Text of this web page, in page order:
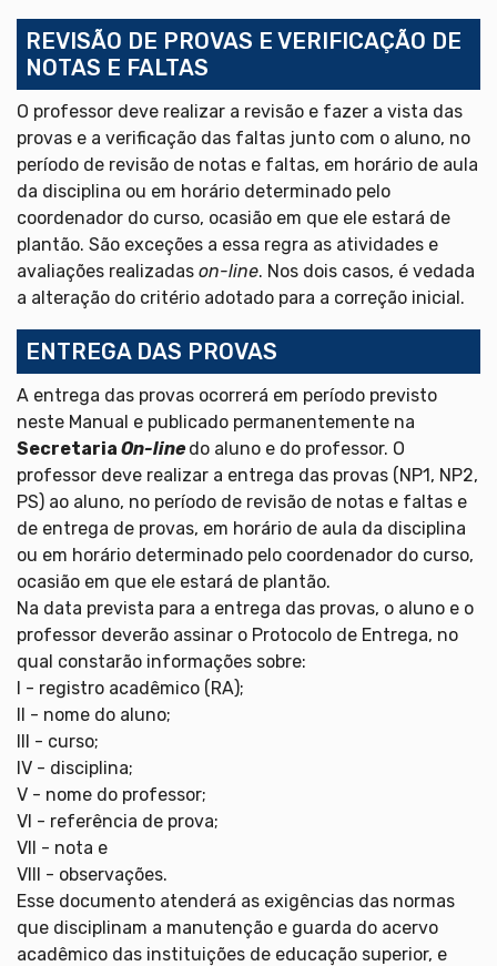
REVISÃO DE PROVAS E VERIFICAÇÃO DE
NOTAS E FALTAS
O professor deve realizar a revisão e fazer a vista das
provas e a verificação das faltas junto com o aluno, no
período de revisão de notas e faltas, em horário de aula
da disciplina ou em horário determinado pelo
coordenador do curso, ocasião em que ele estará de
plantão. São exceções a essa regra as atividades e
avaliações realizadas on-line. Nos dois casos, é vedada
a alteração do critério adotado para a correção inicial.
ENTREGA DAS PROVAS
A entrega das provas ocorrerá em período previsto
neste Manual e publicado permanentemente na
Secretaria On-linedo aluno e do professor. O
professor deve realizar a entrega das provas (NP1, NP2,
PS) ao aluno, no período de revisão de notas e faltas e
de entrega de provas, em horário de aula da disciplina
ou em horário determinado pelo coordenador do curso,
ocasião em que ele estará de plantão.
Na data prevista para a entrega das provas, o aluno e o
professor deverão assinar o Protocolo de Entrega, no
qual constarão informações sobre:
I - registro acadêmico (RA);
II - nome do aluno;
III - curso;
IV - disciplina;
V - nome do professor;
VI - referência de prova;
VII - nota e
VIII - observações.
Esse documento atenderá as exigências das normas
que disciplinam a manutenção e guarda do acervo
acadêmico das instituições de educação superior, e